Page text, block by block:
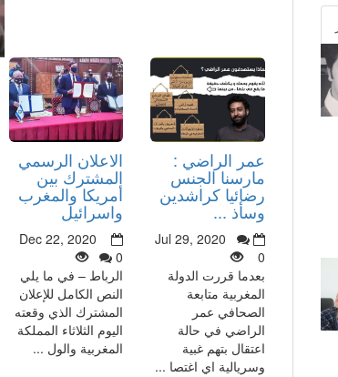
الاعلان الرسمي
المشترك بين
أمريكا والمغرب
واسرائيل
Dec 22, 2020
0
الرباط – في ما يلي
النص الكامل للإعلان
المشترك الذي وقعته
اليوم الثلاثاء المملكة
المغربية والول ...
عمر الراضي :
مارسنا الجنس
رضائيا كراشدين
وسأذ ...
Jul 29, 2020
0
بعدما قررت الدولة
المغربية متابعة
الصحافي عمر
الراضي في حالة
اعتقال بتهم غبية
وسريالية اي اغتصا ...